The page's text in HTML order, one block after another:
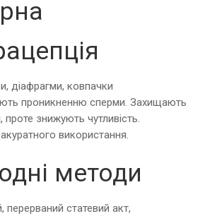
діафрагми, ковпачки
проникненню сперми. Захищають
проте знижують чутливість.
використання.
методи
перерваний статевий акт,